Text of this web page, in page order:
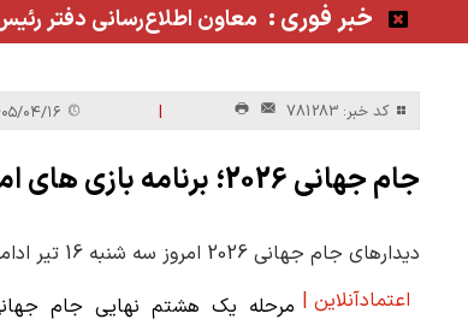
خبر فوری : معاون اطلاع‌رسانی دفتر
کد خبر: 781283 |
جام جهانی 2026؛ برنامه بازی های امروز سه شنبه
دیدارهای جام جهانی 2026 امروز سه شنبه 16 تیر ادامه پیدا می کند.
اعتمادآنلاین | مرحله یک هشتم نهایی جام